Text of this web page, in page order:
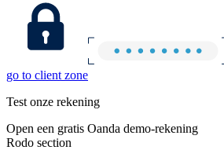
go to client zone
Test onze rekening
Open een gratis Oanda demo-rekening
Rodo section